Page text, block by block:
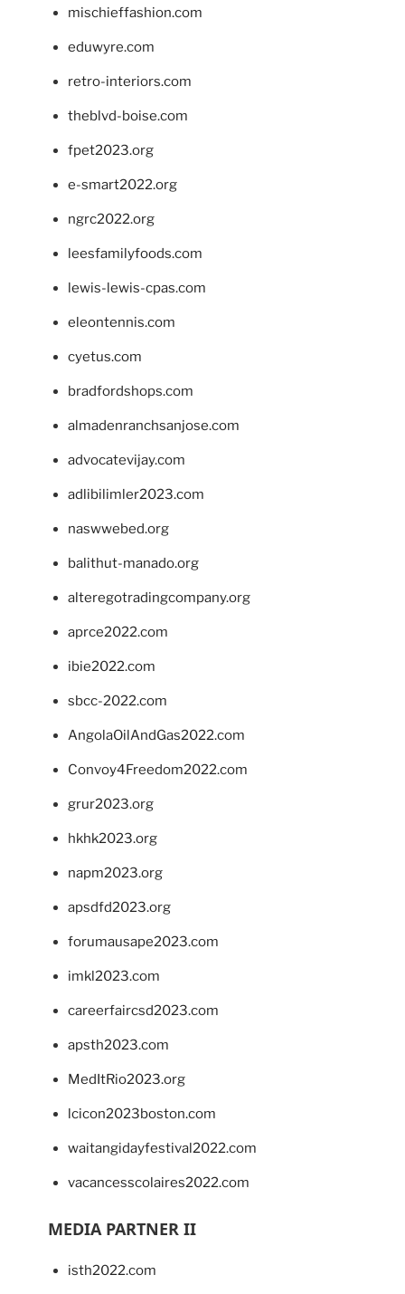
mischieffashion.com
eduwyre.com
retro-interiors.com
theblvd-boise.com
fpet2023.org
e-smart2022.org
ngrc2022.org
leesfamilyfoods.com
lewis-lewis-cpas.com
eleontennis.com
cyetus.com
bradfordshops.com
almadenranchsanjose.com
advocatevijay.com
adlibilimler2023.com
naswwebed.org
balithut-manado.org
alteregotradingcompany.org
aprce2022.com
ibie2022.com
sbcc-2022.com
AngolaOilAndGas2022.com
Convoy4Freedom2022.com
grur2023.org
hkhk2023.org
napm2023.org
apsdfd2023.org
forumausape2023.com
imkl2023.com
careerfaircsd2023.com
apsth2023.com
MedItRio2023.org
lcicon2023boston.com
waitangidayfestival2022.com
vacancesscolaires2022.com
MEDIA PARTNER II
isth2022.com